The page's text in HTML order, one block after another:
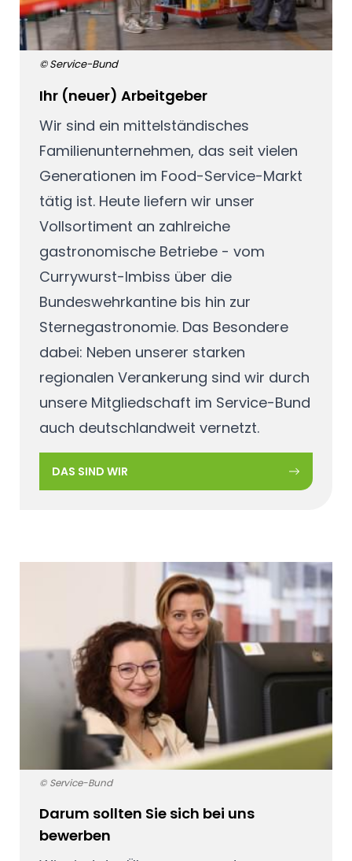
© Service-Bund
Ihr (neuer) Arbeitgeber
Wir sind ein mittelständisches
Familienunternehmen, das seit vielen
Generationen im Food-Service-Markt
tätig ist. Heute liefern wir unser
Vollsortiment an zahlreiche
gastronomische Betriebe - vom
Currywurst-Imbiss über die
Bundeswehrkantine bis hin zur
Sternegastronomie. Das Besondere
dabei: Neben unserer starken
regionalen Verankerung sind wir durch
unsere Mitgliedschaft im Service-Bund
auch deutschlandweit vernetzt.
DAS SIND WIR
Darum sollten Sie sich bei uns
bewerben
© Service-Bund